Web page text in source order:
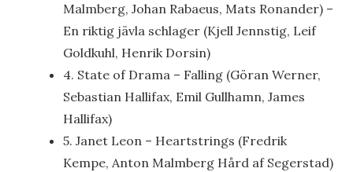
Malmberg, Johan Rabaeus, Mats Ronander) –
En riktig jävla schlager (Kjell Jennstig, Leif
Goldkuhl, Henrik Dorsin)
4. State of Drama – Falling (Göran Werner,
Sebastian Hallifax, Emil Gullhamn, James
Hallifax)
5. Janet Leon – Heartstrings (Fredrik
Kempe, Anton Malmberg Hård af Segerstad)